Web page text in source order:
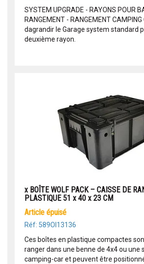
SYSTEM UPGRADE - RAYONS POUR
RANGEMENT - RANGEMENT
dagrandir le Garage system standard
deuxième rayon.
x BOÎTE WOLF PACK – CAISSE DE
PLASTIQUE 51 x 40 x 23 CM
article épuisé
Réf: 589OI13136
Ces boîtes en plastique compactes
ranger dans une benne de 4x4 ou une
camping-car et peuvent être